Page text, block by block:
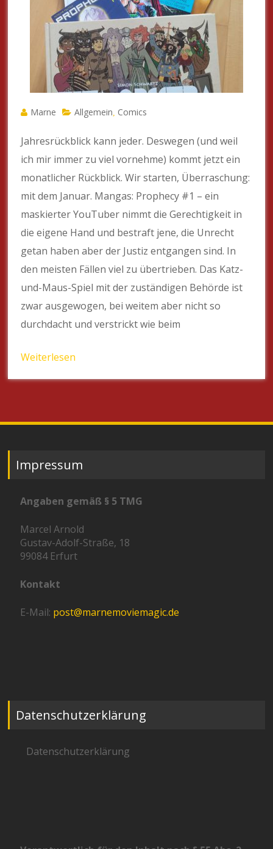
Marne Allgemein Comics
Jahresrückblick kann jeder. Deswegen (und weil
ich mir immer zu viel vornehme) kommt jetzt ein
monatlicher Rückblick. Wir starten, Überraschung:
mit dem Januar. Mangas: Prophecy #1 – ein
maskierter YouTuber nimmt die Gerechtigkeit in
die eigene Hand und bestraft jene, die Unrecht
getan haben aber der Justiz entgangen sind. In
den meisten Fällen viel zu übertrieben. Das Katz-
und-Maus-Spiel mit der zuständigen Behörde ist
zwar ausgewogen, bei weitem aber nicht so
durchdacht und verstrickt wie beim
Weiterlesen
Impressum
Angaben gemäß § 5 TMG
Marcel Arnold
Gustav-Adolf-Straße, 18
99084 Erfurt
Kontakt
E-Mail: post@marnemoviemagic.de
Datenschutzerklärung
Datenschutzerklärung